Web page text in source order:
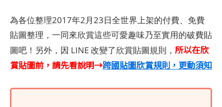
為各位整理2017年2月23日全世界上架的付費、免費
貼圖整理，一同來欣賞這些可愛趣味乃至實用的破費貼
圖吧！另外，因 LINE 改變了欣賞貼圖規則， 所以在欣
賞貼圖前，請先看說明→跨國貼圖欣賞規則，更動須知